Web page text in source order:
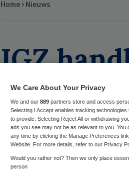
Home › Nieuws
IGZ
strenger
Skipr Redactie 1
We Care About Your Privacy
We and our 889 partners store and access
Selecting I Accept enables tracking
to provide. Selecting Reject All or withdrawing
ads you see may not be as relevant to you.
any time by clicking the Manage Preferences
Website. For more details, refer to our Privacy
Would you rather not? Then we only place
person